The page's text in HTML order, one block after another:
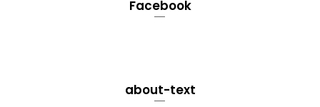
Facebook
about-text